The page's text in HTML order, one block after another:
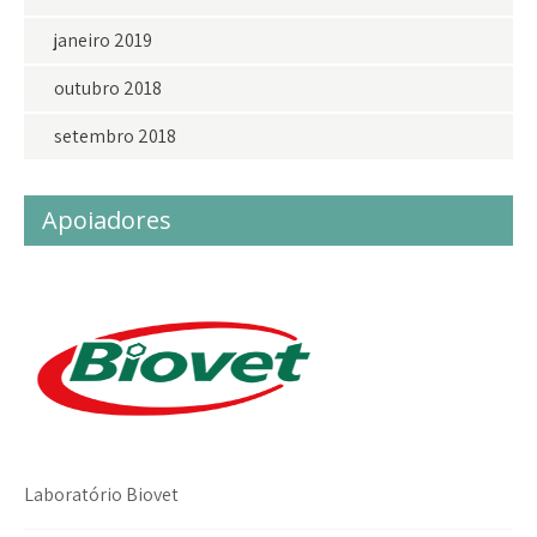
janeiro 2019
outubro 2018
setembro 2018
Apoiadores
Laboratório Biovet